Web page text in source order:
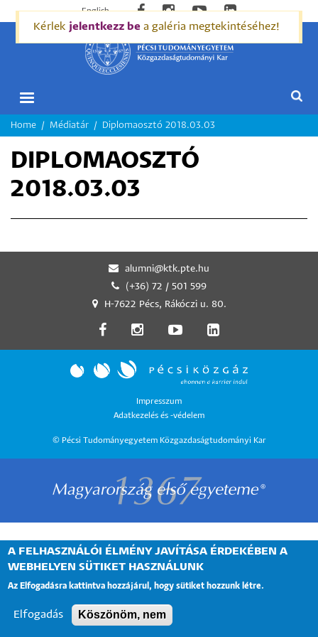
English
MORZSA
Home Médiatár Diplomaosztó 2018.03.03
DIPLOMAOSZTÓ
2018.03.03
Kérlek jelentkezz be a galéria megtekintéséhez!
alumni@ktk.pte.hu
(+36) 72 / 501 599
H-7622 Pécs, Rákóczi u. 80.
Impresszum
Adatkezelés és -védelem
© Pécsi Tudományegyetem Közgazdaságtudományi Kar
A FELHASZNÁLÓI ÉLMÉNY JAVÍTÁSA ÉRDEKÉBEN A
WEBHELYEN SÜTIKET HASZNÁLUNK
Az Elfogadásra kattintva hozzájárul, hogy sütiket hozzunk létre.
Elfogadás Köszönöm, nem